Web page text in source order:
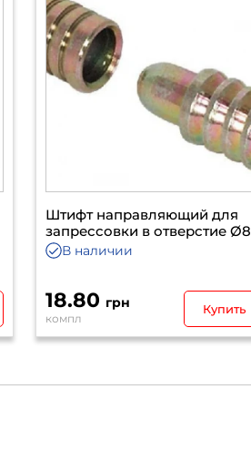
Штифт направляющий для
запрессовки в отверстие Ø8
В наличии
18.80 грн
компл
Купить